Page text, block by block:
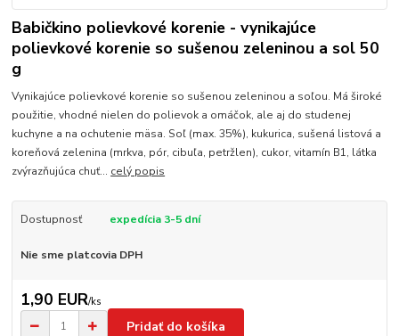
Babičkino polievkové korenie - vynikajúce
polievkové korenie so sušenou zeleninou a sol 50
g
Vynikajúce polievkové korenie so sušenou zeleninou a soľou. Má široké
použitie, vhodné nielen do polievok a omáčok, ale aj do studenej
kuchyne a na ochutenie mäsa. Soľ (max. 35%), kukurica, sušená listová a
koreňová zelenina (mrkva, pór, cibuľa, petržlen), cukor, vitamín B1, látka
zvýrazňujúca chuť... celý popis
Dostupnosť expedícia 3-5 dní
Nie sme platcovia DPH
1,90 EUR/ks
Pridať do košíka